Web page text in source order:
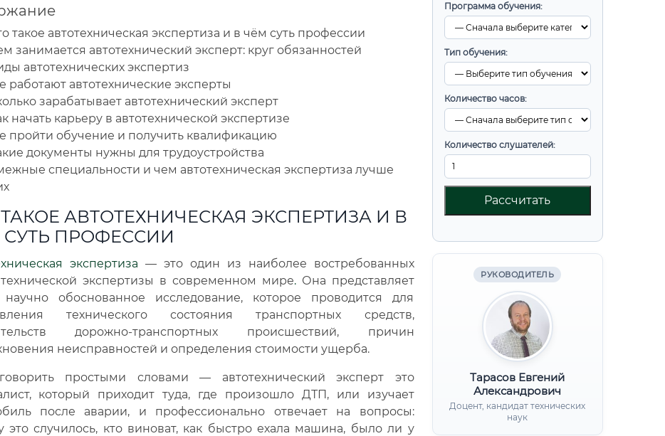
Программа обучения:
Тип обучения:
Количество часов:
Количество слушателей:
Рассчитать
РУКОВОДИТЕЛЬ
Тарасов Евгений
Александрович
Доцент, кандидат технических
наук
такое автотехническая экспертиза и в чём суть профессии
занимается автотехнический эксперт: круг обязанностей
автотехнических экспертиз
работают автотехнические эксперты
зарабатывает автотехнический эксперт
начать карьеру в автотехнической экспертизе
пройти обучение и получить квалификацию
документы нужны для трудоустройства
специальности и чем автотехническая экспертиза лучше
АВТОТЕХНИЧЕСКАЯ ЭКСПЕРТИЗА И В
ПРОФЕССИИ
экспертиза — это один из наиболее востребованных
экспертизы в современном мире.Она представляет
обоснованное исследование, которое проводится для
технического состояния транспортных средств,
дорожно-транспортных происшествий, причин
неисправностей и определения стоимости ущерба.
простыми словами — автотехнический эксперт это
который приходит туда, где произошло ДТП, или изучает
после аварии, и профессионально отвечает на вопросы:
это случилось, кто виноват, как быстро ехала машина, было ли у